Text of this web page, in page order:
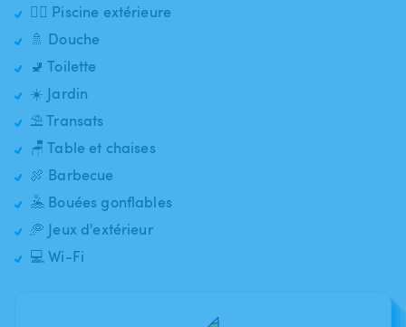
🏊‍♂️ Piscine extérieure
🚿 Douche
🚽 Toilette
☀️ Jardin
⛱️ Transats
🪑 Table et chaises
🍖 Barbecue
🤽 Bouées gonflables
🥏 Jeux d'extérieur
💻 Wi-Fi